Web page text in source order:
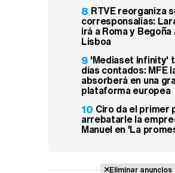
8 RTVE reorganiza
corresponsalías:
irá a Roma y
Lisboa
9 'Mediaset Infinity'
días contados: MFE
absorberá en una
plataforma europea
10 Ciro da el primer
arrebatarle la
Manuel en 'La
Eliminar anuncios